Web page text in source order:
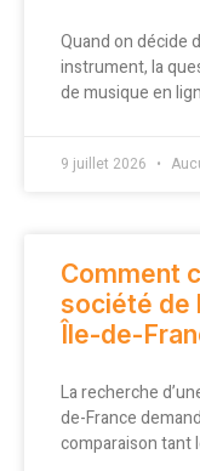
Quand on décide
instrument, la
de musique en
9 juillet 2026
Comment
société de
Île-de-
La recherche
de-France
comparaison tant